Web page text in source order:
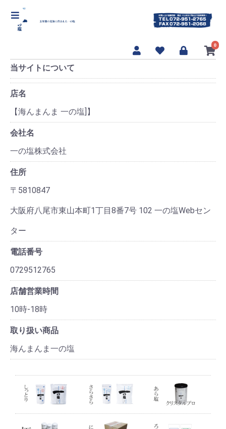
【海んまんま 一の塩]】
0
当サイトについて
店名
【海んまんま 一の塩]】
会社名
一の塩株式会社
住所
〒5810847
大阪府八尾市東山本町1丁目8番7号 102 一の塩Webセン
ター
電話番号
0729512765
店舗営業時間
10時-18時
取り扱い商品
海んまんま一の塩